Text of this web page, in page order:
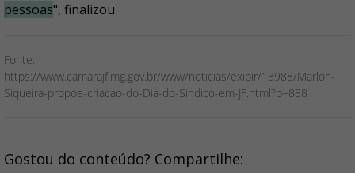
pessoas", finalizou.
Fonte:
https://www.camarajf.mg.gov.br/www/noticias/exibir/13988/Marlon-
Siqueira-propoe-criacao-do-Dia-do-Sindico-em-JF.html?p=888
Gostou do conteúdo? Compartilhe: